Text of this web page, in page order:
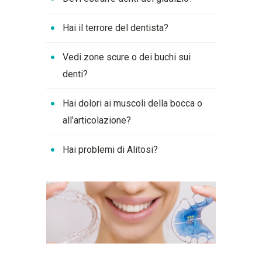
Hai il terrore del dentista?
Vedi zone scure o dei buchi sui
denti?
Hai dolori ai muscoli della bocca o
all’articolazione?
Hai problemi di Alitosi?